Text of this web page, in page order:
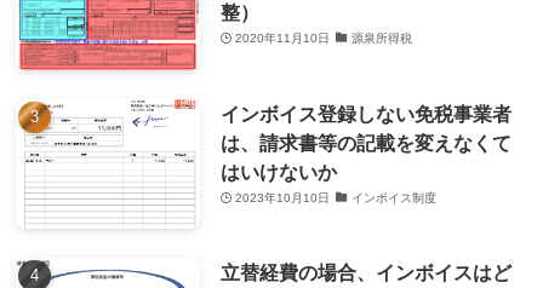
整）
2020年11月10日 源泉所得税
インボイス登録しない免税事業者
は、請求書等の記載を変えなくて
はいけないか
2023年10月10日 インボイス制度
立替経費の場合、インボイスはど